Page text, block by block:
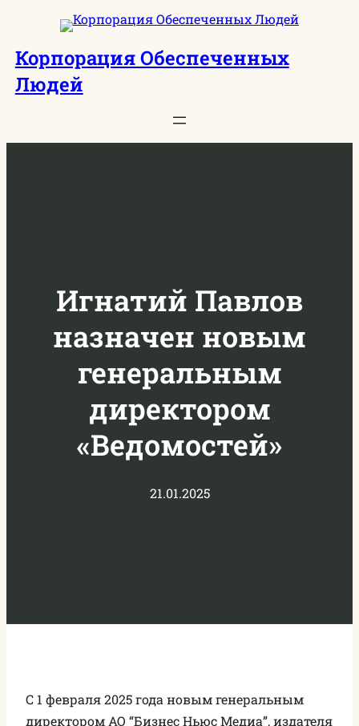
Перейти
содержимому
Корпорация Обеспеченных
Людей
Игнатий Павлов
назначен новым
генеральным
директором
«Ведомостей»
21.01.2025
С 1 февраля 2025 года новым генеральным
директором АО “Бизнес Ньюс Медиа”, издателя